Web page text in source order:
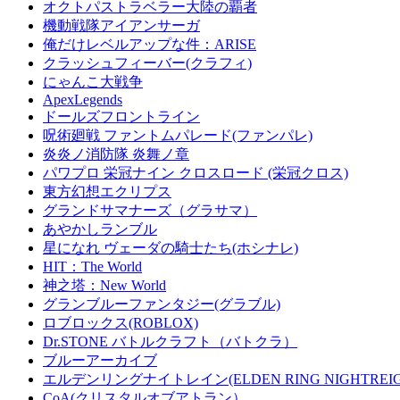
オクトパストラベラー大陸の覇者
機動戦隊アイアンサーガ
俺だけレベルアップな件：ARISE
クラッシュフィーバー(クラフィ)
にゃんこ大戦争
ApexLegends
ドールズフロントライン
呪術廻戦 ファントムパレード(ファンパレ)
炎炎ノ消防隊 炎舞ノ章
パワプロ 栄冠ナイン クロスロード (栄冠クロス)
東方幻想エクリプス
グランドサマナーズ（グラサマ）
あやかしランブル
星になれ ヴェーダの騎士たち(ホシナレ)
HIT：The World
神之塔：New World
グランブルーファンタジー(グラブル)
ロブロックス(ROBLOX)
Dr.STONE バトルクラフト（バトクラ）
ブルーアーカイブ
エルデンリングナイトレイン(ELDEN RING